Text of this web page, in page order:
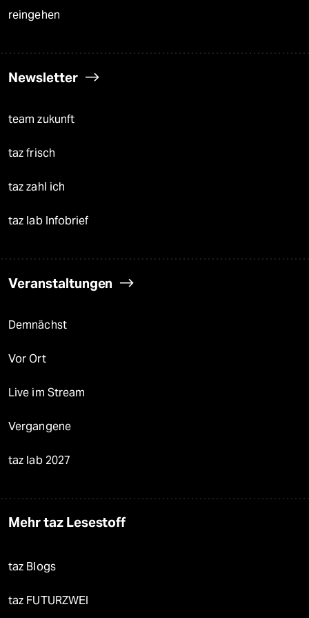
reingehen
Newsletter
team zukunft
taz frisch
taz zahl ich
taz lab Infobrief
Veranstaltungen
Demnächst
Vor Ort
Live im Stream
Vergangene
taz lab 2027
Mehr taz Lesestoff
taz Blogs
taz FUTURZWEI